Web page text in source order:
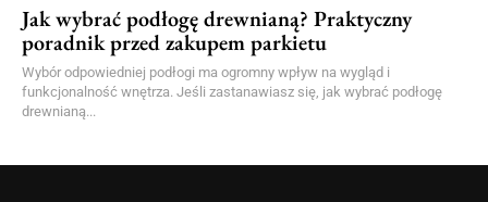
Jak wybrać podłogę drewnianą? Praktyczny
poradnik przed zakupem parkietu
Wybór odpowiedniej podłogi ma ogromny wpływ na wygląd i
funkcjonalność wnętrza. Jeśli zastanawiasz się, jak wybrać podłogę
drewnianą...